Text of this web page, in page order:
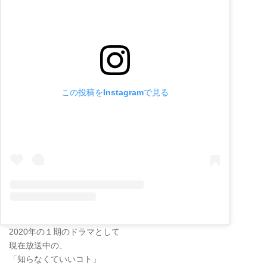
この投稿をInstagramで見る
2020年の１期のドラマとして
現在放送中の、
「知らなくていいコト」